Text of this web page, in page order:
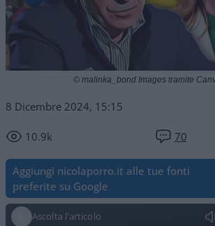
8 Dicembre 2024, 15:15
10.9k 70
© malinka_bond Images tramite
Aggiungi nicolaporro.it alle tue fonti
preferite su Google
Ascolta l'articolo